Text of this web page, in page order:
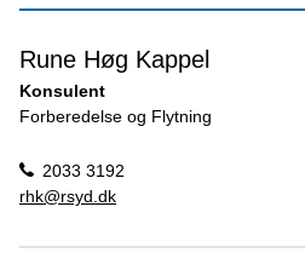
Rune Høg Kappel
Konsulent
Forberedelse og Flytning
2033 3192
rhk@rsyd.dk